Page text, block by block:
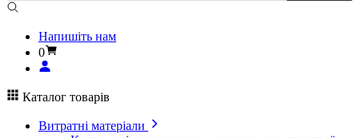
Напишіть нам
0
Каталог товарів
Витратні матеріали